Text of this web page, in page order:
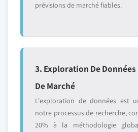
prévisions de marché fiables.
3. Exploration De Données
De Marché
L'exploration de données est
notre processus de recherche,
20% à la méthodologie